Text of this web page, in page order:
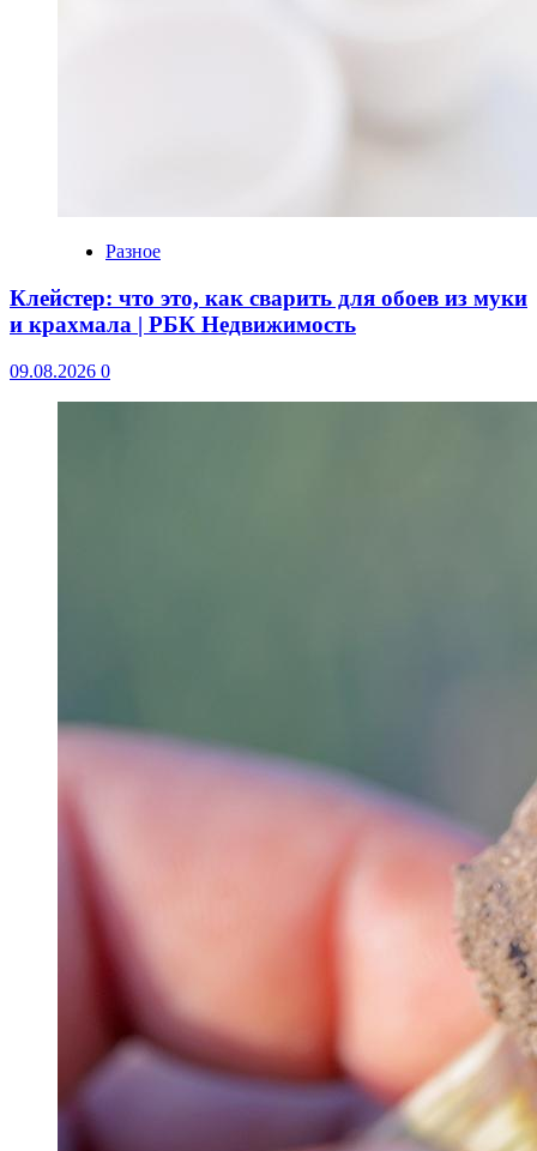
Разное
Клейстер: что это, как сварить для обоев из муки
и крахмала | РБК Недвижимость
09.08.2026 0